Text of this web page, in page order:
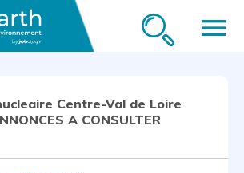
menu
Centre-Val de Loire
A CONSULTER